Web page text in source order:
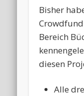
Bisher
Bereich
diesen
Alle